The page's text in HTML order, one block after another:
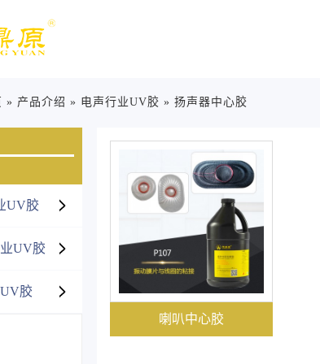
» 产品介绍 » 电声行业UV胶 » 扬声器中心胶
UV胶
UV胶
胶
喇叭中心胶